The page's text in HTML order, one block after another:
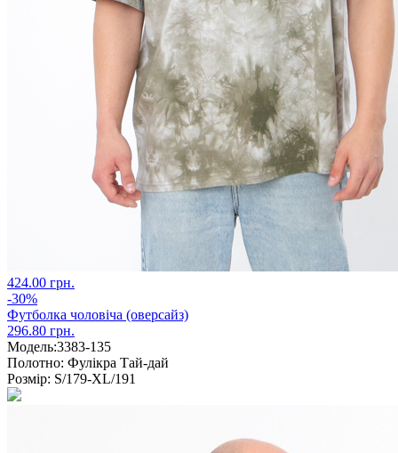
424.00 грн.
-30%
Футболка чоловіча (оверсайз)
296.80 грн.
Модель:3383-135
Полотно: Фулікра Тай-дай
Розмір: S/179-XL/191